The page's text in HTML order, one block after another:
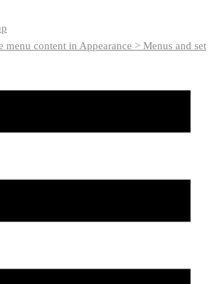
menu content in Appearance > Menus and set